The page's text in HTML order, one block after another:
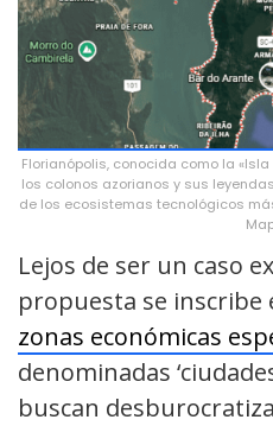
Florianópolis, conocida como la
los colonos azorianos y sus
de los ecosistemas tecnológicos
Lejos de ser un caso
propuesta se inscribe
zonas económicas
denominadas
buscan